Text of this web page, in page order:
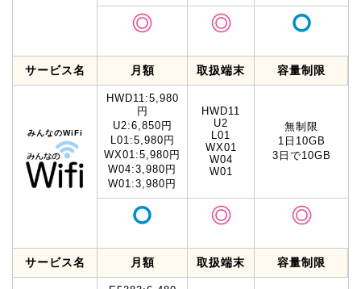
サービス名 月額 取扱端末 容量制限
みんなのWiFi
HWD11:5,980
円
U2:6,850円
L01:5,980円
WX01:5,980円
W04:3,980円
W01:3,980円
HWD11
U2
L01
WX01
W04
W01
無制限
1日10GB
3日で10GB
サービス名 月額 取扱端末 容量制限